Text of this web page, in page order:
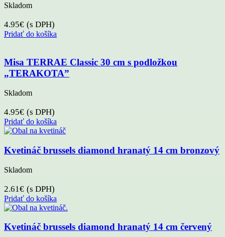
Skladom
4.95€ (s DPH)
Pridať do košíka
Misa TERRAE Classic 30 cm s podložkou
„TERAKOTA”
Skladom
4.95€ (s DPH)
Pridať do košíka
Kvetináč brussels diamond hranatý 14 cm bronzový
Skladom
2.61€ (s DPH)
Pridať do košíka
Kvetináč brussels diamond hranatý 14 cm červený